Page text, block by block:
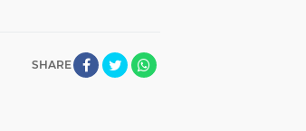
SHARE